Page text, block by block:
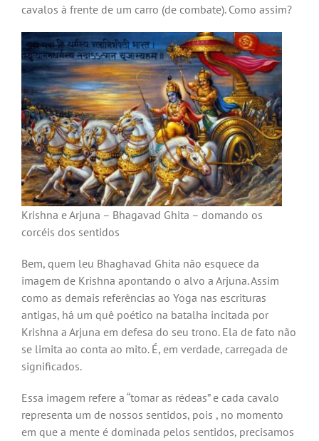
cavalos à frente de um carro (de combate). Como assim?
Krishna e Arjuna – Bhagavad Ghita – domando os
corcéis dos sentidos
Bem, quem leu Bhaghavad Ghita não esquece da
imagem de Krishna apontando o alvo a Arjuna. Assim
como as demais referências ao Yoga nas escrituras
antigas, há um quê poético na batalha incitada por
Krishna a Arjuna em defesa do seu trono. Ela de fato não
se limita ao conta ao mito. É, em verdade, carregada de
significados.
Essa imagem refere a “tomar as rédeas” e cada cavalo
representa um de nossos sentidos, pois , no momento
em que a mente é dominada pelos sentidos, precisamos